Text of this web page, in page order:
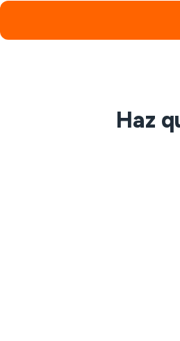
Haz